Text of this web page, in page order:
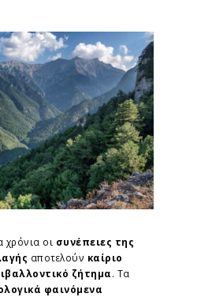
χρόνια οι συνέπειες της
αποτελούν καίριο
ζήτημα. Τα
φαινόμενα